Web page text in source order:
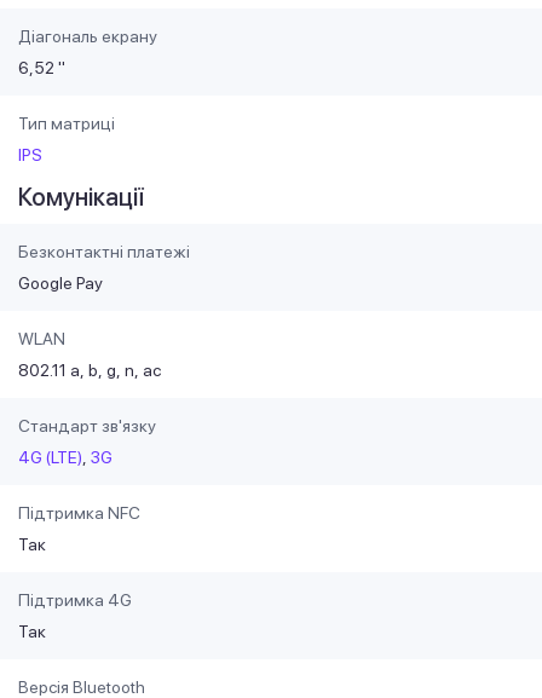
Діагональ екрану
6,52 "
Тип матриці
IPS
Комунікації
Безконтактні платежі
Google Pay
WLAN
802.11 a b g n ac
Стандарт зв'язку
4G (LTE) 3G
Підтримка NFC
Так
Підтримка 4G
Так
Версія Bluetooth